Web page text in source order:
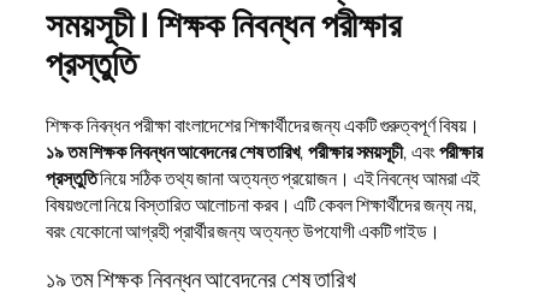
সময়সূচী | শিক্ষক নিবন্ধন পরীক্ষার
প্রস্তুতি
শিক্ষক নিবন্ধন পরীক্ষা বাংলাদেশের শিক্ষার্থীদের জন্য একটি গুরুত্বপূর্ণ বিষয়।
১৯ তম শিক্ষক নিবন্ধন আবেদনের শেষ তারিখ,পরীক্ষার সময়সূচী, এবংপরীক্ষার
প্রস্তুতিনিয়ে সঠিক তথ্য জানা অত্যন্ত প্রয়োজন। এই নিবন্ধে আমরা এই
বিষয়গুলো নিয়ে বিস্তারিত আলোচনা করব। এটি কেবল শিক্ষার্থীদের জন্য নয়,
বরং যেকোনো আগ্রহী প্রার্থীর জন্য অত্যন্ত উপযোগী একটি গাইড।
১৯ তম শিক্ষক নিবন্ধন আবেদনের শেষ তারিখ